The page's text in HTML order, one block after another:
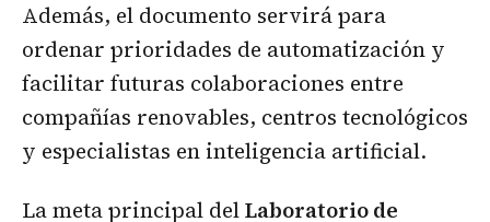
Además, el documento servirá para
ordenar prioridades de automatización y
facilitar futuras colaboraciones entre
compañías renovables, centros tecnológicos
y especialistas en inteligencia artificial.
La meta principal delLaboratorio de